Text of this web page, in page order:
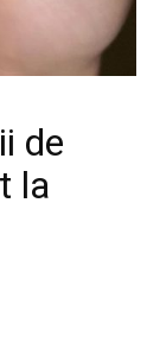
de
la